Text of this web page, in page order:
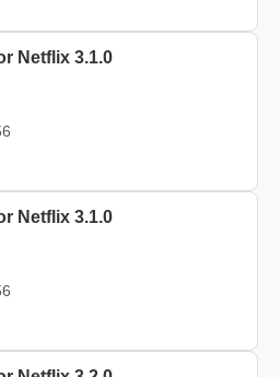
Netflix 3.1.0
Netflix 3.1.0